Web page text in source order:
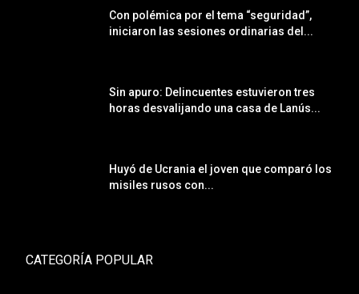
Con polémica por el tema “seguridad”,
iniciaron las sesiones ordinarias del...
Sin apuro: Delincuentes estuvieron tres
horas desvalijando una casa de Lanús...
Huyó de Ucrania el joven que comparó los
misiles rusos con...
CATEGORÍA POPULAR